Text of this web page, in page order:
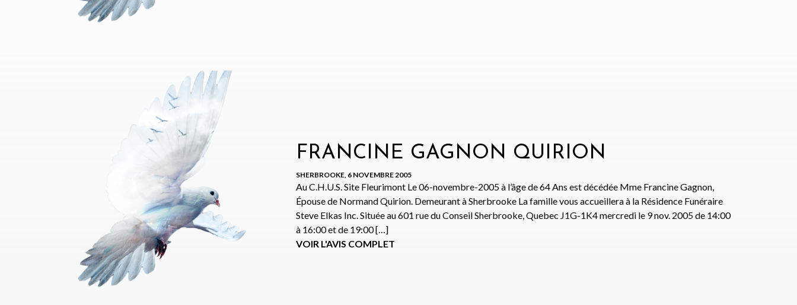
FRANCINE GAGNON QUIRION
SHERBROOKE, 6 NOVEMBRE 2005
Au C.H.U.S. Site Fleurimont Le 06-novembre-2005 à l’âge de 64 Ans est décédée Mme Francine Gagnon,
Épouse de Normand Quirion. Demeurant à Sherbrooke La famille vous accueillera à la Résidence Funéraire
Steve Elkas Inc. Située au 601 rue du Conseil Sherbrooke, Quebec J1G-1K4 mercredi le 9 nov. 2005 de 14:00
à 16:00 et de 19:00 […]
VOIR L'AVIS COMPLET